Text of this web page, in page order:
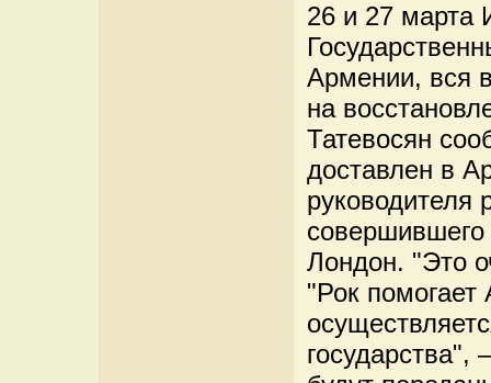
26 и 27 марта
Армении, вся
на
Татевосян
доставлен в
руководителя
Лондон. "Это
"Рок
государства",